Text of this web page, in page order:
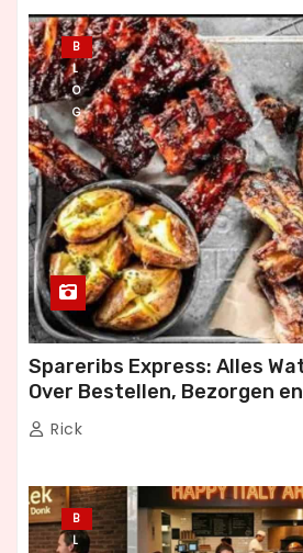
B
L
O
G
Spareribs Express: Alles
Over Bestellen, Bezorgen
Rick
B
L